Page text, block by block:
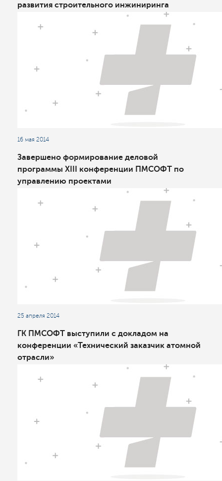
развития строительного инжиниринга
16 мая 2014
Завершено формирование деловой
программы XIII конференции ПМСОФТ по
управлению проектами
25 апреля 2014
ГК ПМСОФТ выступили с докладом на
конференции «Технический заказчик атомной
отрасли»